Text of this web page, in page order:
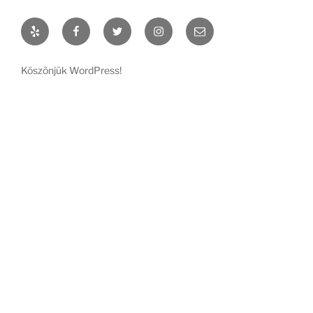
Yelp FacebookTwitter InstagramEmail
Köszönjük WordPress!